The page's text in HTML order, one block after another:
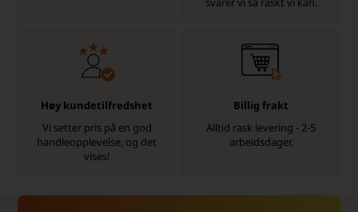
Høy kundetilfredshet
Vi setter pris på en god
handleopplevelse, og det
vises!
Billig frakt
Alltid rask levering - 2-5
arbeidsdager.